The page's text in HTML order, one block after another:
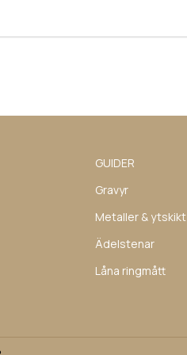
GUIDER
Gravyr
Metaller & ytskikt
Ädelstenar
Låna ringmått